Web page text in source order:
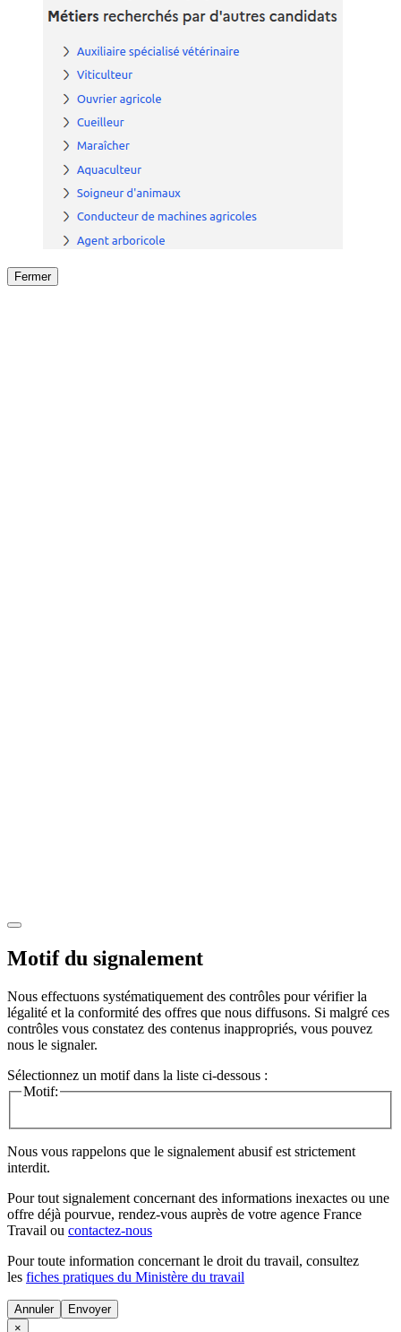
Fermer
Motif du signalement
Nous effectuons systématiquement des contrôles pour vérifier la
légalité et la conformité des offres que nous diffusons. Si malgré ces
contrôles vous constatez des contenus inappropriés, vous pouvez
nous le signaler.
Sélectionnez un motif dans la liste ci-dessous :
Motif:
Nous vous rappelons que le signalement abusif est strictement
interdit.
Pour tout signalement concernant des informations inexactes ou une
offre déjà pourvue, rendez-vous auprès de votre agence France
Travail ou contactez-nous
Pour toute information concernant le droit du travail, consultez
les fiches pratiques du Ministère du travail
Annuler
×